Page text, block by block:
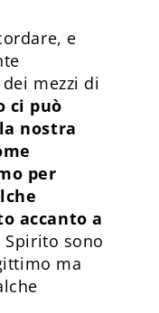
e
mezzi di
ci può
nostra
per
accanto a
Spirito sono
ma